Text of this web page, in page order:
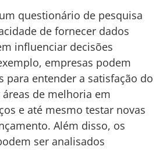
questionário de pesquisa
de fornecer dados
influenciar decisões
empresas podem
para entender a satisfação do
de melhoria em
e até mesmo testar novas
Além disso, os
ser analisados